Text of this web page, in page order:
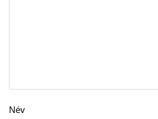
Név